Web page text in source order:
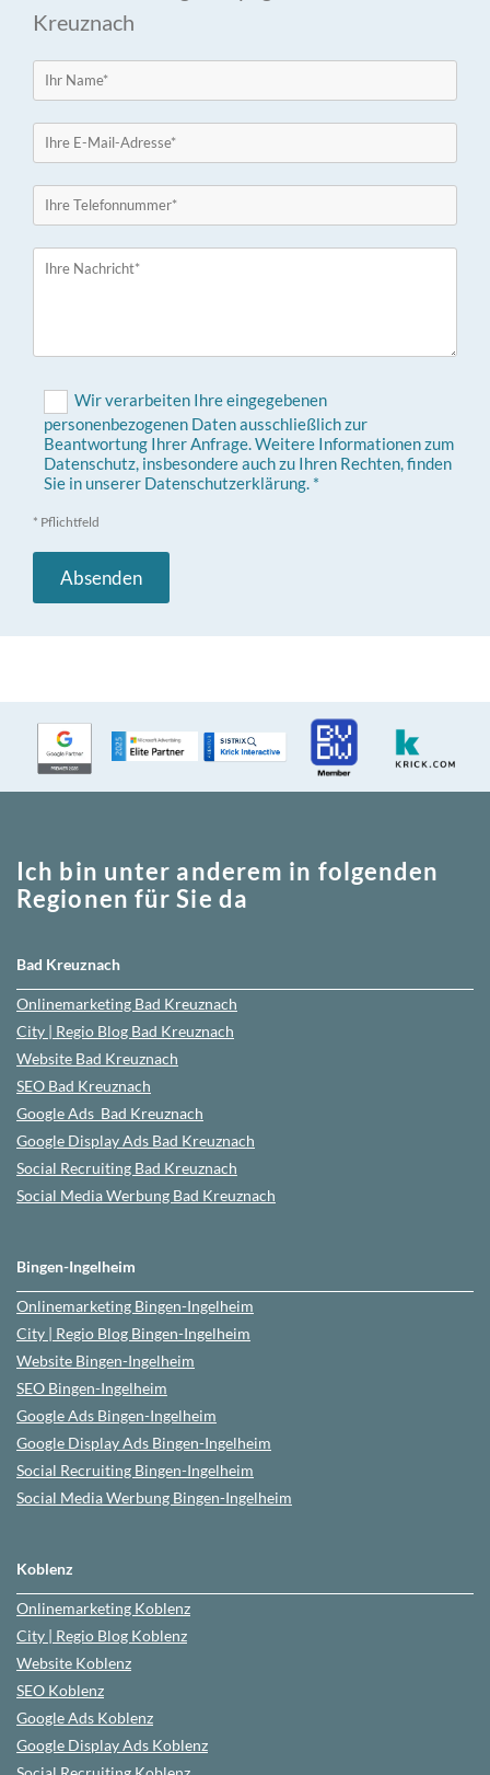
Kreuznach
Wir verarbeiten Ihre eingegebenen
personenbezogenen Daten ausschließlich zur
Beantwortung Ihrer Anfrage. Weitere Informationen zum
Datenschutz, insbesondere auch zu Ihren Rechten, finden
Sie in unserer Datenschutzerklärung. *
* Pflichtfeld
Ich bin unter anderem in folgenden
Regionen für Sie da
Bad Kreuznach
Onlinemarketing Bad Kreuznach
City | Regio Blog Bad Kreuznach
Website Bad Kreuznach
SEO Bad Kreuznach
Google Ads Bad Kreuznach
Google Display Ads Bad Kreuznach
Social Recruiting Bad Kreuznach
Social Media Werbung Bad Kreuznach
Bingen-Ingelheim
Onlinemarketing Bingen-Ingelheim
City | Regio Blog Bingen-Ingelheim
Website Bingen-Ingelheim
SEO Bingen-Ingelheim
Google Ads Bingen-Ingelheim
Google Display Ads Bingen-Ingelheim
Social Recruiting Bingen-Ingelheim
Social Media Werbung Bingen-Ingelheim
Koblenz
Onlinemarketing Koblenz
City | Regio Blog Koblenz
Website Koblenz
SEO Koblenz
Google Ads Koblenz
Google Display Ads Koblenz